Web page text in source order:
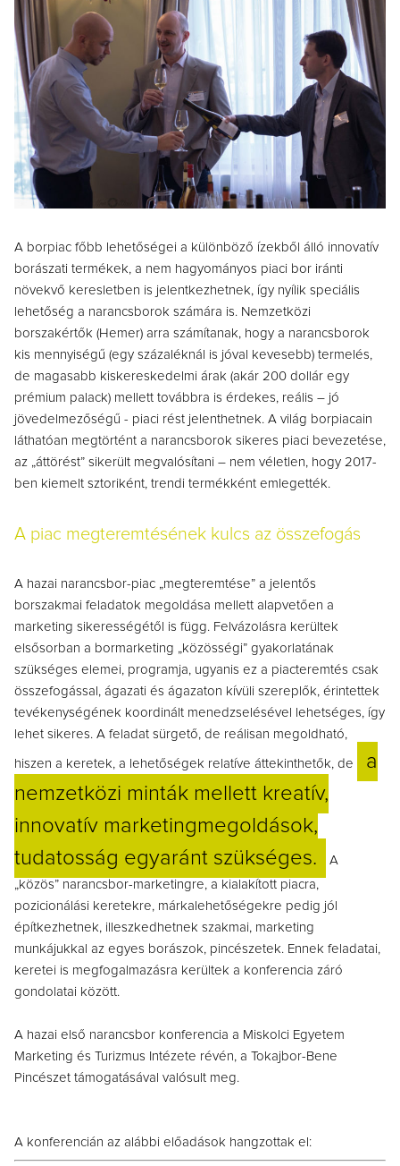
A borpiac főbb lehetőségei a különböző ízekből álló innovatív
borászati termékek, a nem hagyományos piaci bor iránti
növekvő keresletben is jelentkezhetnek, így nyílik speciális
lehetőség a narancsborok számára is. Nemzetközi
borszakértők (Hemer) arra számítanak, hogy a narancsborok
kis mennyiségű (egy százaléknál is jóval kevesebb) termelés,
de magasabb kiskereskedelmi árak (akár 200 dollár egy
prémium palack) mellett továbbra is érdekes, reális – jó
jövedelmezőségű - piaci rést jelenthetnek. A világ borpiacain
láthatóan megtörtént a narancsborok sikeres piaci bevezetése,
az „áttörést” sikerült megvalósítani – nem véletlen, hogy 2017-
ben kiemelt sztoriként, trendi termékként emlegették.
A piac megteremtésének kulcs az összefogás
A hazai narancsbor-piac „megteremtése” a jelentős
borszakmai feladatok megoldása mellett alapvetően a
marketing sikerességétől is függ. Felvázolásra kerültek
elsősorban a bormarketing „közösségi” gyakorlatának
szükséges elemei, programja, ugyanis ez a piacteremtés csak
összefogással, ágazati és ágazaton kívüli szereplők, érintettek
tevékenységének koordinált menedzselésével lehetséges, így
lehet sikeres. A feladat sürgető, de reálisan megoldható,
hiszen a keretek, a lehetőségek relatíve áttekinthetők, de
a
nemzetközi minták mellett kreatív,
innovatív marketingmegoldások,
tudatosság egyaránt szükséges.
A
„közös” narancsbor-marketingre, a kialakított piacra,
pozicionálási keretekre, márkalehetőségekre pedig jól
építkezhetnek, illeszkedhetnek szakmai, marketing
munkájukkal az egyes borászok, pincészetek. Ennek feladatai,
keretei is megfogalmazásra kerültek a konferencia záró
gondolatai között.
A hazai első narancsbor konferencia a Miskolci Egyetem
Marketing és Turizmus Intézete révén, a Tokajbor-Bene
Pincészet támogatásával valósult meg.
A konferencián az alábbi előadások hangzottak el: